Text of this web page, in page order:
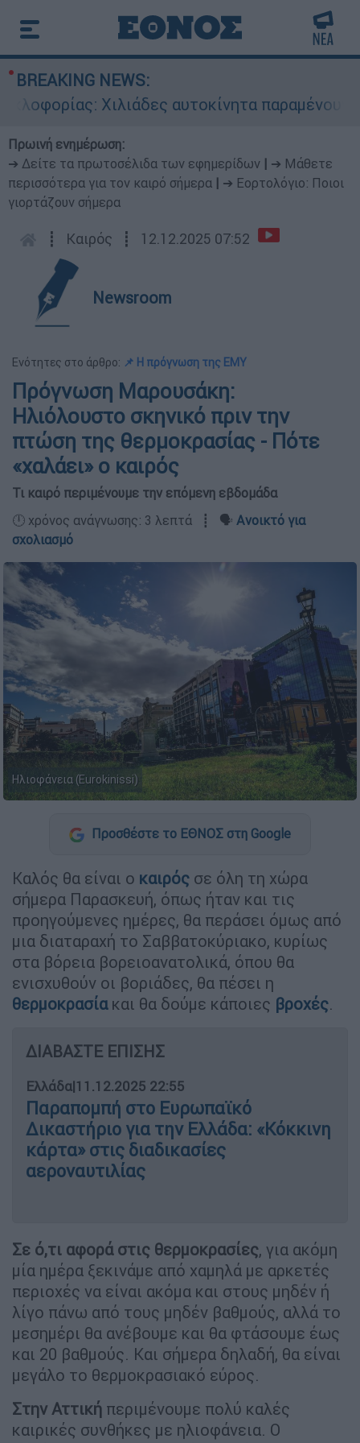
BREAKING NEWS:
Χιλιάδες αυτοκίνητα παραμένουν
Πρωινή ενημέρωση:
➔ Δείτε τα πρωτοσέλιδα των εφημερίδων
➔ Μάθετε
περισσότερα για τον καιρό σήμερα
➔ Εορτολόγιο: Ποιοι
γιορτάζουν σήμερα
┋ Καιρός ┋ 12.12.2025 07:52
Newsroom
Ενότητες στο άρθρο: 📌 Η πρόγνωση της ΕΜΥ
Πρόγνωση Μαρουσάκη:
Ηλιόλουστο σκηνικό πριν την
πτώση της θερμοκρασίας - Πότε
«χαλάει» ο καιρός
Τι καιρό περιμένουμε την επόμενη εβδομάδα
🕛 χρόνος ανάγνωσης: 3 λεπτά ┋ 🗣️ Ανοικτό για
σχολιασμό
Ηλιοφάνεια (Eurokinissi)
Προσθέστε το ΕΘΝΟΣ στη Google
Καλός θα είναι ο καιρός σε όλη τη χώρα
σήμερα Παρασκευή, όπως ήταν και τις
προηγούμενες ημέρες, θα περάσει όμως από
μια διαταραχή το Σαββατοκύριακο, κυρίως
στα βόρεια βορειοανατολικά, όπου θα
ενισχυθούν οι βοριάδες, θα πέσει η
θερμοκρασίακαι θα δούμε κάποιες βροχές.
ΔΙΑΒΑΣΤΕ ΕΠΙΣΗΣ
Ελλάδα|11.12.2025 22:55
Παραπομπή στο Ευρωπαϊκό
Δικαστήριο για την Ελλάδα: «Κόκκινη
κάρτα» στις διαδικασίες
αεροναυτιλίας
Σε ό,τι αφορά στις θερμοκρασίες, για ακόμη
μία ημέρα ξεκινάμε από χαμηλά με αρκετές
περιοχές να είναι ακόμα και στους μηδέν ή
λίγο πάνω από τους μηδέν βαθμούς, αλλά το
μεσημέρι θα ανέβουμε και θα φτάσουμε έως
και 20 βαθμούς. Και σήμερα δηλαδή, θα είναι
μεγάλο το θερμοκρασιακό εύρος.
Στην Αττική περιμένουμε πολύ καλές
καιρικές συνθήκες με ηλιοφάνεια. Ο